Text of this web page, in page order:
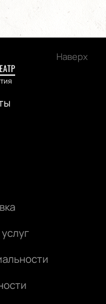
Наверх